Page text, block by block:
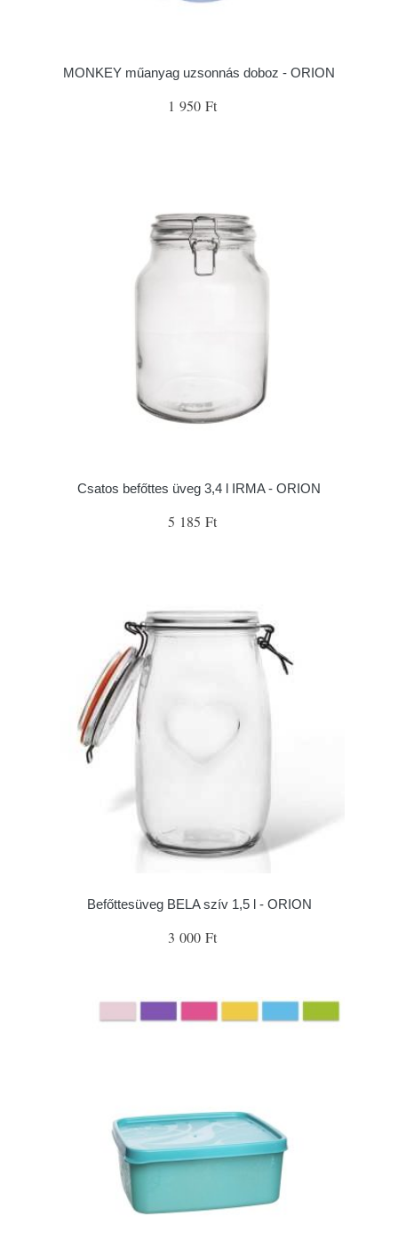
MONKEY műanyag uzsonnás doboz - ORION
1 950 Ft
Csatos befőttes üveg 3,4 l IRMA - ORION
5 185 Ft
Befőttesüveg BELA szív 1,5 l - ORION
3 000 Ft